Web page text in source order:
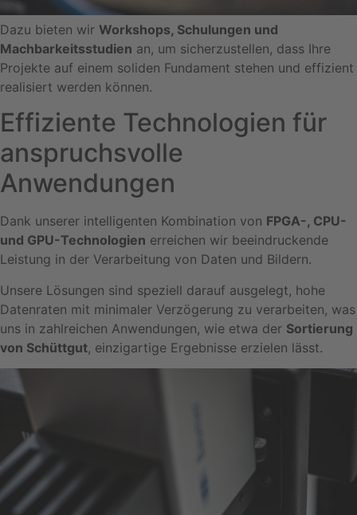
Dazu bieten wir Workshops, Schulungen und
Machbarkeitsstudien an, um sicherzustellen, dass Ihre
Projekte auf einem soliden Fundament stehen und effizient
realisiert werden können.
Effiziente Technologien für
anspruchsvolle
Anwendungen
Dank unserer intelligenten Kombination von FPGA-, CPU-
und GPU-Technologien erreichen wir beeindruckende
Leistung in der Verarbeitung von Daten und Bildern.
Unsere Lösungen sind speziell darauf ausgelegt, hohe
Datenraten mit minimaler Verzögerung zu verarbeiten, was
uns in zahlreichen Anwendungen, wie etwa der Sortierung
von Schüttgut, einzigartige Ergebnisse erzielen lässt.